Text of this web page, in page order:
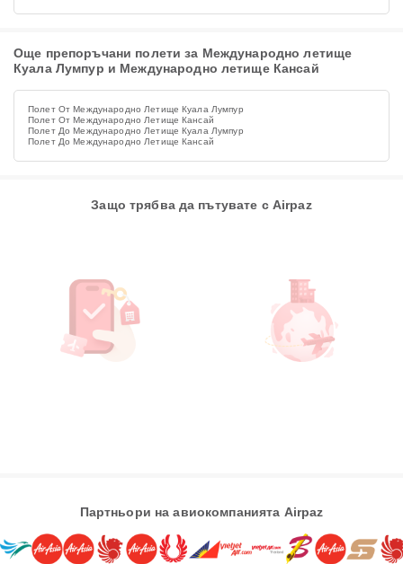
Още препоръчани полети за Международно летище
Куала Лумпур и Международно летище Кансай
Полет От Международно Летище Куала Лумпур
Полет От Международно Летище Кансай
Полет До Международно Летище Куала Лумпур
Полет До Международно Летище Кансай
Защо трябва да пътувате с Airpaz
Партньори на авиокомпанията Airpaz